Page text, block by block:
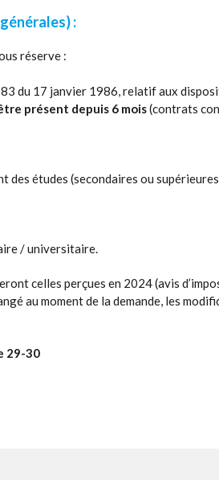
:
réserve :
du 17 janvier 1986, relatif aux
présent depuis 6 mois(contrats
des études (secondaires ou
/ universitaire.
celles perçues en 2024 (avis
au moment de la demande, les
29-30